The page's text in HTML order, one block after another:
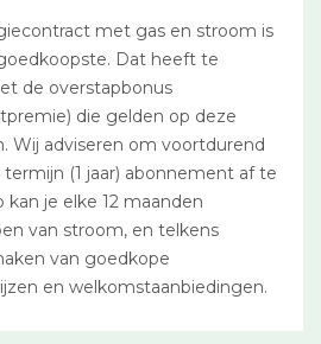
met gas en stroom is
Dat heeft te
de overstapbonus
die gelden op deze
Wij adviseren om voortdurend
(1 jaar) abonnement af te
kan je elke 12 maanden
van stroom, en telkens
van goedkope
en welkomstaanbiedingen.